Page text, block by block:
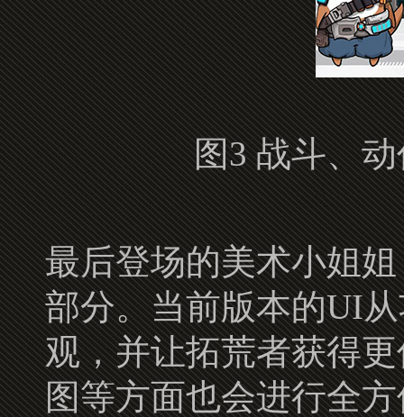
图3 战斗、
最后登场的美术小姐
部分。当前版本的UI
观，并让拓荒者获得
图等方面也会进行全